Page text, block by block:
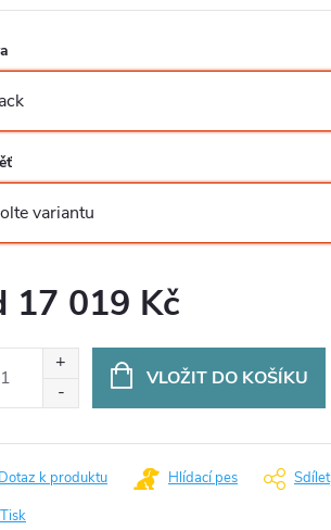
17 019 Kč
VLOŽIT DO KOŠÍKU
Tisk
k produktu Hlídací pes Sdílet